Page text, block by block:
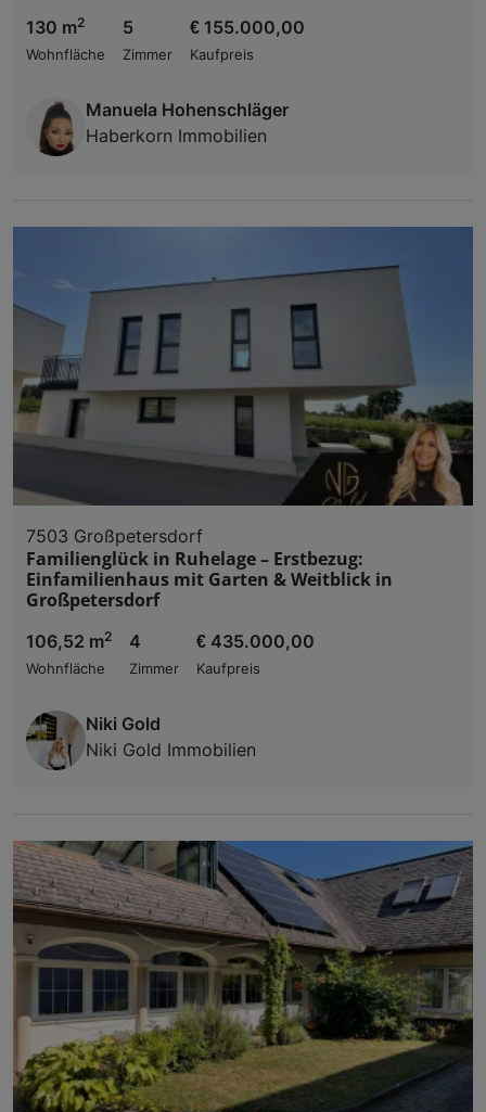
130 m2
Wohnfläche
5
Zimmer
€ 155.000,00
Kaufpreis
Manuela Hohenschläger
Haberkorn Immobilien
7503 Großpetersdorf
Familienglück in Ruhelage – Erstbezug:
Einfamilienhaus mit Garten & Weitblick in
Großpetersdorf
106,52 m2
Wohnfläche
4
Zimmer
€ 435.000,00
Kaufpreis
Niki Gold
Niki Gold Immobilien